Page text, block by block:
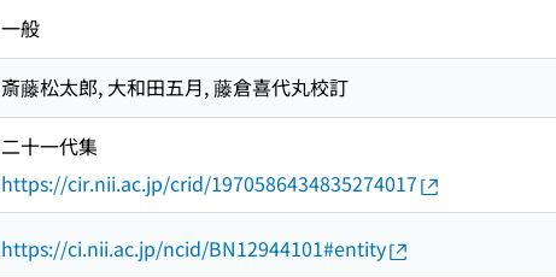
一般
斎藤松太郎, 大和田五月, 藤倉喜代丸校訂
二十一代集
https://cir.nii.ac.jp/crid/1970586434835274017
https://ci.nii.ac.jp/ncid/BN12944101#entity